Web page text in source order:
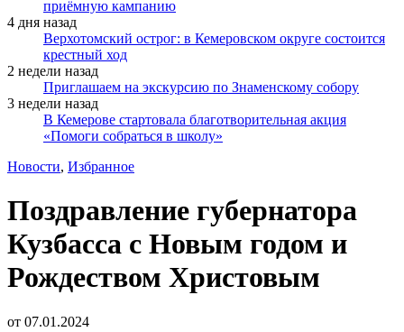
приёмную кампанию
4 дня назад
Верхотомский острог: в Кемеровском округе состоится
крестный ход
2 недели назад
Приглашаем на экскурсию по Знаменскому собору
3 недели назад
В Кемерове стартовала благотворительная акция
«Помоги собраться в школу»
Новости, Избранное
Поздравление губернатора
Кузбасса с Новым годом и
Рождеством Христовым
от 07.01.2024